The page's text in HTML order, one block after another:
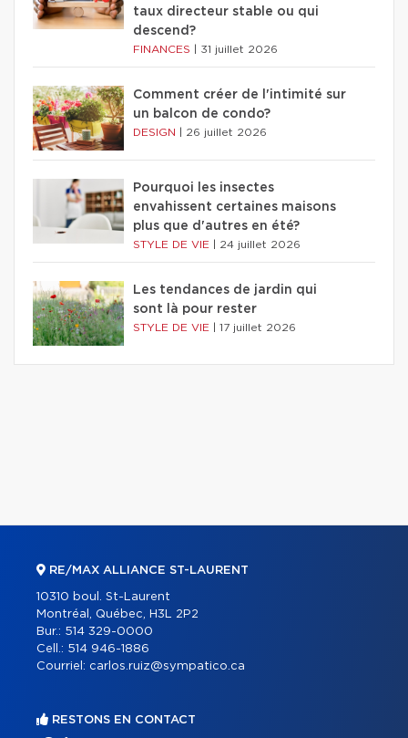
taux directeur stable ou qui
descend?
FINANCES 31 juillet 2026
Comment créer de l'intimité sur
un balcon de condo?
DESIGN 26 juillet 2026
Pourquoi les insectes
envahissent certaines maisons
plus que d'autres en été?
STYLE DE VIE 24 juillet 2026
Les tendances de jardin qui
sont là pour rester
STYLE DE VIE 17 juillet 2026
RE/MAX ALLIANCE ST-LAURENT
10310 boul. St-Laurent
Montréal, Québec, H3L 2P2
Bur.: 514 329-0000
Cell.: 514 946-1886
Courriel: carlos.ruiz@sympatico.ca
RESTONS EN CONTACT